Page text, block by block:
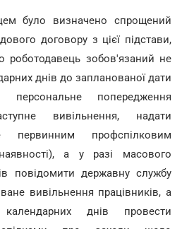
було визначено спрощений
договору з цієї підстави,
роботодавець зобов'язаний не
днів до запланованої дати
персональне попередження
вивільнення, надати
профспілковим
а у разі масового
повідомити державну службу
вивільнення працівників, а
днів провести